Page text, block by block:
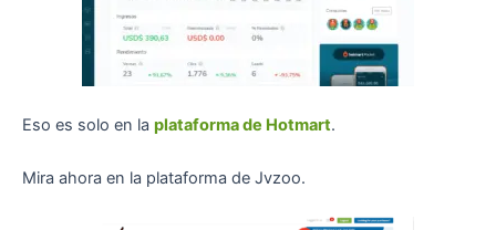
Eso es solo en la plataforma de Hotmart.
Mira ahora en la plataforma de Jvzoo.